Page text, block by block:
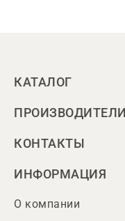
КАТАЛОГ
ПРОИЗВОДИТЕЛИ
КОНТАКТЫ
ИНФОРМАЦИЯ
О компании